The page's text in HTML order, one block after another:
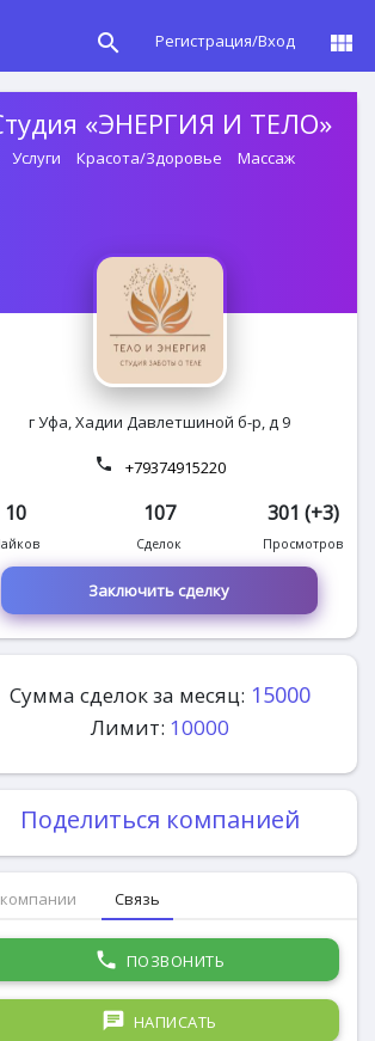
search Регистрация/Вход view_module
«ЭНЕРГИЯ И ТЕЛО»
Услуги Красота/Здоровье Массаж
г Уфа, Хадии Давлетшиной б-р, д 9
phone +79374915220
10 107
Сделок
301 (+3)
Просмотров
Заключить сделку
Сумма сделок за месяц: 15000
Лимит: 10000
Поделиться компанией
Связь
phone ПОЗВОНИТЬ
chat НАПИСАТЬ